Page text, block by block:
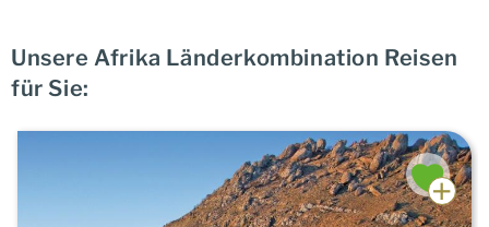
Unsere Afrika Länderkombination Reisen
für Sie: